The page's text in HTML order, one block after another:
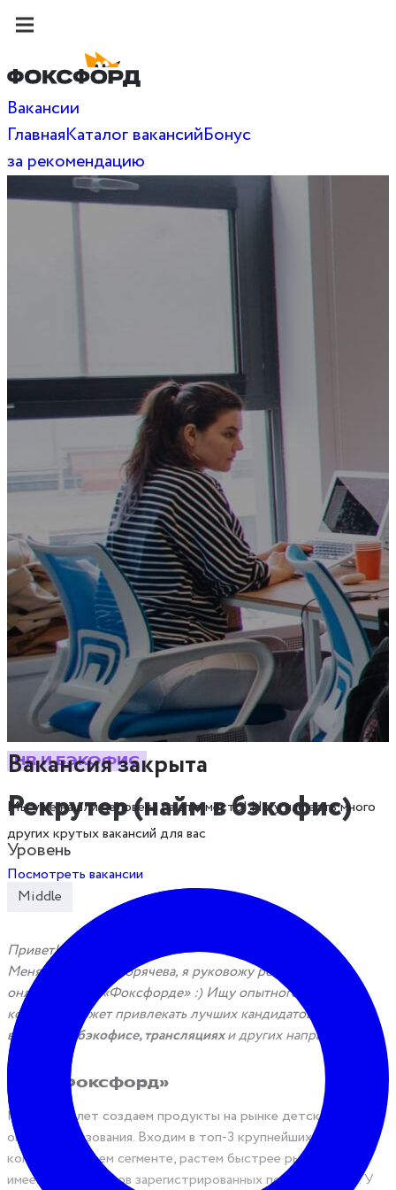
Вакансии
ГлавнаяКаталог вакансийБонус
за рекомендацию
Вакансия закрыта
Мы уже нашли человека на это место! Но у нас есть много
других крутых вакансий для вас
Посмотреть вакансии
HR И БЭКОФИС
Рекрутер (найм в бэкофис)
Уровень
Middle
Привет!
Меня зовут Даша Горячева, я руковожу рекрутингом в
онлайн-школе «Фоксфорде» :) Ищу опытного рекрутера,
который сможет привлекать лучших кандидатов на
вакансии в бэкофисе, трансляцияхи других направлениях.
Про «Фоксфорд»
Мы уже 15 лет создаем продукты на рынке детского
онлайн-образования. Входим в топ-3 крупнейших EdTech-
компаний в своем сегменте, растем быстрее рынка и уже
имеем 10 миллионов зарегистрированных пользователей. У